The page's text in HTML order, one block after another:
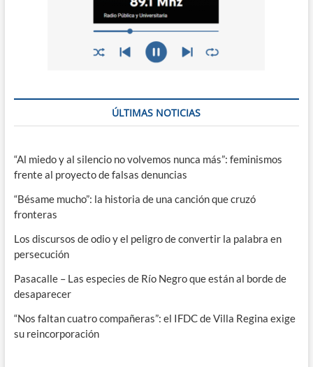
ÚLTIMAS NOTICIAS
“Al miedo y al silencio no volvemos nunca más”: feminismos
frente al proyecto de falsas denuncias
“Bésame mucho”: la historia de una canción que cruzó
fronteras
Los discursos de odio y el peligro de convertir la palabra en
persecución
Pasacalle – Las especies de Río Negro que están al borde de
desaparecer
“Nos faltan cuatro compañeras”: el IFDC de Villa Regina exige
su reincorporación